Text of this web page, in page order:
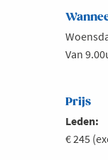
Van
Prijs
Leden:
€ 245